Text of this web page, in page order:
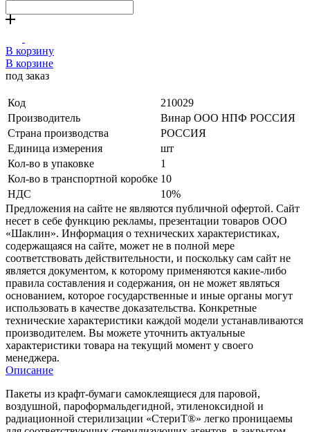
В корзину
В корзине
под заказ
Код
210029
Производитель
Винар ООО НПФ РОССИЯ
Страна производства
РОССИЯ
Единица измерения
шт
Кол-во в упаковке
1
Кол-во в транспортной коробке 10
НДС
10%
Предложения на сайте не являются публичной офертой. Сайт
несет в себе функцию рекламы, презентации товаров ООО
«Шаклин». Информация о технических характеристиках,
содержащаяся на сайте, может не в полной мере
соответствовать действительности, и поскольку сам сайт не
является документом, к которому применяются какие-либо
правила составления и содержания, он не может являться
основанием, которое государственные и иные органы могут
использовать в качестве доказательства. Конкретные
технические характеристики каждой модели устанавливаются
производителем. Вы можете уточнить актуальные
характеристики товара на текущий момент у своего
менеджера.
Описание
Пакеты из крафт-бумаги самоклеящиеся для паровой,
воздушной, пароформальдегидной, этиленоксидной и
радиационной стерилизации «СтериТ®» легко проницаемы